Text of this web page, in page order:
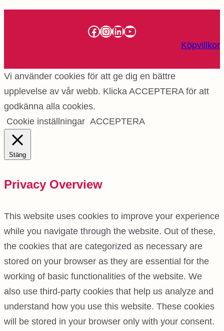
Facebook
Instagram
LinkedIn
YouTube
Köpvillkor
Vi använder cookies för att ge dig en bättre
upplevelse av vår webb. Klicka ACCEPTERA för att
godkänna alla cookies.
Cookie inställningar ACCEPTERA
Stäng
Privacy Overview
This website uses cookies to improve your experience
while you navigate through the website. Out of these,
the cookies that are categorized as necessary are
stored on your browser as they are essential for the
working of basic functionalities of the website. We
also use third-party cookies that help us analyze and
understand how you use this website. These cookies
will be stored in your browser only with your consent.